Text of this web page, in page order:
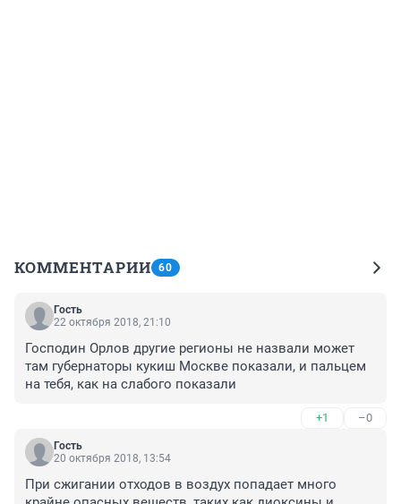
КОММЕНТАРИИ 60
Гость
22 октября 2018, 21:10
Господин Орлов другие регионы не назвали может
там губернаторы кукиш Москве показали, и пальцем
на тебя, как на слабого показали
+1 –0
Гость
20 октября 2018, 13:54
При сжигании отходов в воздух попадает много